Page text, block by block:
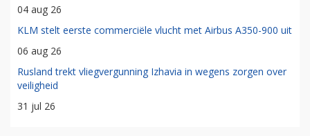
04 aug 26
KLM stelt eerste commerciële vlucht met Airbus A350-900 uit
06 aug 26
Rusland trekt vliegvergunning Izhavia in wegens zorgen over
veiligheid
31 jul 26